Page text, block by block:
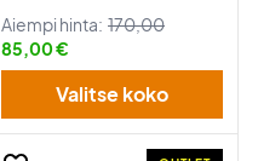
Aiempi hinta: 170,00
85,00 €
Valitse koko